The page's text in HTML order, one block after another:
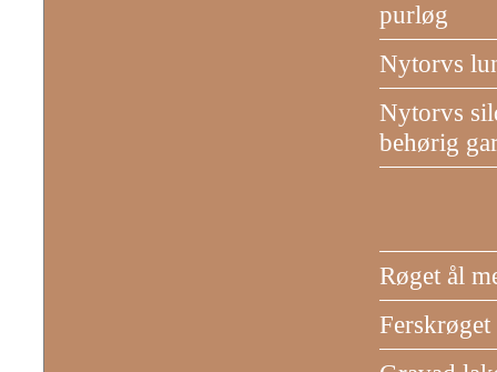
purløg
Nytorvs
Nytorvs
behørig
Røget ål